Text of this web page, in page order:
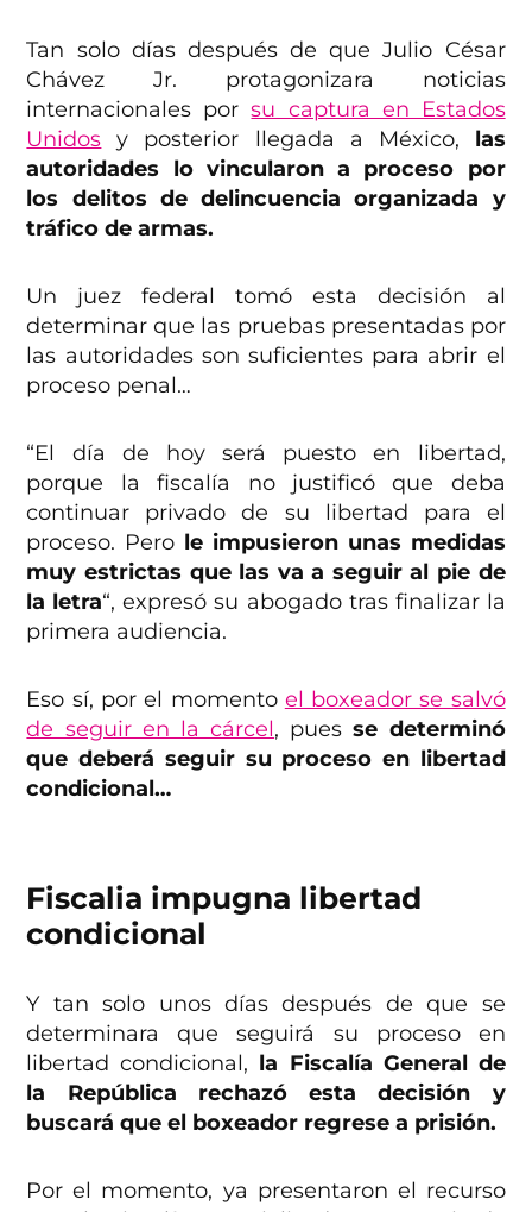
Tan solo días después de que Julio César
Chávez Jr. protagonizara noticias
internacionales porsu captura en Estados
Unidos y posterior llegada a México, las
autoridades lo vincularon a proceso por
los delitos de delincuencia organizada y
tráfico de armas.
Un juez federal tomó esta decisión al
determinar que las pruebas presentadas por
las autoridades son suficientes para abrir el
proceso penal…
“El día de hoy será puesto en libertad,
porque la fiscalía no justificó que deba
continuar privado de su libertad para el
proceso. Pero le impusieron unas medidas
muy estrictas que las va a seguir al pie de
la letra“, expresó su abogado tras finalizar la
primera audiencia.
Eso sí, por el momento el boxeador se salvó
de seguir en la cárcel, pues se determinó
que deberá seguir su proceso en libertad
condicional…
Fiscalia impugna libertad
condicional
Y tan solo unos días después de que se
determinara que seguirá su proceso en
libertad condicional, la Fiscalía General de
la República rechazó esta decisión y
buscará que el boxeador regrese a prisión.
Por el momento, ya presentaron el recurso